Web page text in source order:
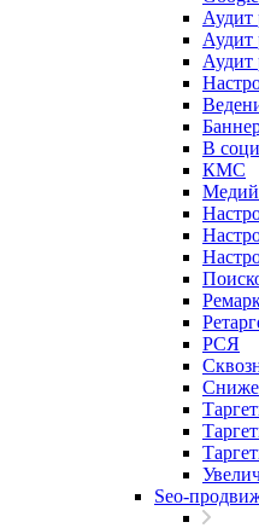
Аудит
Аудит
Аудит
В
КМС
РСЯ
Seo-